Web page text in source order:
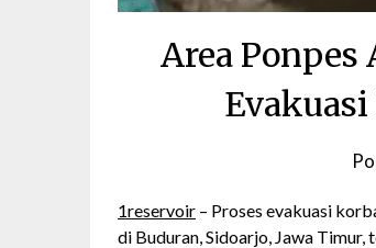
Area
1reservoir – Proses evakuasi
di Buduran, Sidoarjo, Jawa